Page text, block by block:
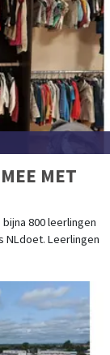
MET
bijna 800 leerlingen
NLdoet. Leerlingen